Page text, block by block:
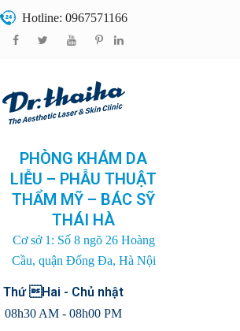
Hotline: 0967571166
PHÒNG KHÁM DA
LIỄU – PHẪU THUẬT
THẨM MỸ – BÁC SỸ
THÁI HÀ
Cơ sở 1: Số 8 ngõ 26 Hoàng
Cầu, quận Đống Đa, Hà Nội
Thứ Hai - Chủ nhật
08h30 AM - 08h00 PM